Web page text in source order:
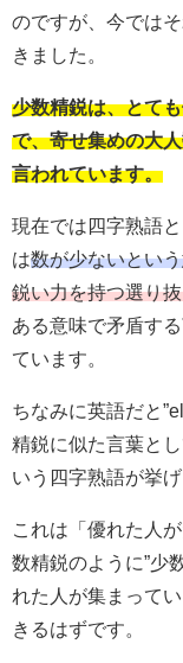
のですが、今では
きました。
少数精鋭は、とて
で、寄せ集めの大
言われています。
現在では四字熟語
は数が少ないとい
鋭い力を持つ選り
ある意味で矛盾す
ています。
ちなみに英語だと
精鋭に似た言葉と
いう四字熟語が挙げ
これは「優れた人
数精鋭のように”少
れた人が集まって
きるはずです。